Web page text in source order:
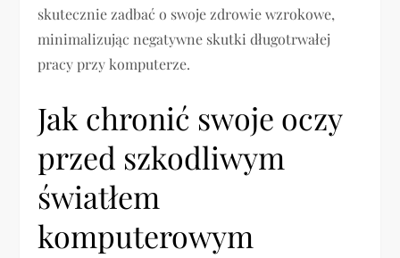
skutecznie zadbać o swoje zdrowie wzrokowe,
minimalizując negatywne skutki długotrwałej
pracy przy komputerze.
Jak chronić swoje oczy
przed szkodliwym
światłem
komputerowym